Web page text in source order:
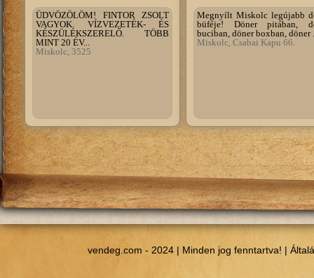
ÜDVÖZÖLÖM! FINTOR ZSOLT
VAGYOK. VÍZVEZETÉK- ÉS
KÉSZÜLÉKSZERELŐ. TÖBB
MINT 20 ÉV...
Miskolc, 3525
Megnyílt Miskolc legújabb
büféje! Döner pitában,
buciban, döner boxban, döner
Miskolc, Csabai Kapu 66.
vendeg.com - 2024 | Minden jog fenntartva! |